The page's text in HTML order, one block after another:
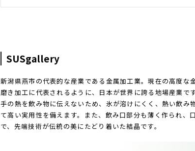
SUSgallery
新潟県燕市の代表的な産業である金属加工業。現在の高度
磨き加工に代表されるように、日本が世界に誇る地場産業です
手の熱を飲み物に伝えないため、氷が溶けにくく、熱い飲
て高い実用性を備えます。また、飲み口部分も薄く作られ
で、先端技術が伝統の美にたどり着いた結晶です。